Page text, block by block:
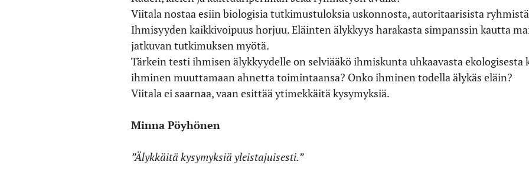
Viitala nostaa esiin biologisia tutkimustuloksia uskonnosta, autoritaarisista
Ihmisyyden kaikkivoipuus horjuu. Eläinten älykkyys harakasta simpanssin kautta
jatkuvan tutkimuksen myötä.
Tärkein testi ihmisen älykkyydelle on selviääkö ihmiskunta uhkaavasta
ihminen muuttamaan ahnetta toimintaansa? Onko ihminen todella älykäs eläin?
Viitala ei saarnaa, vaan esittää ytimekkäitä kysymyksiä.
Minna Pöyhönen
”Älykkäitä kysymyksiä yleistajuisesti.”